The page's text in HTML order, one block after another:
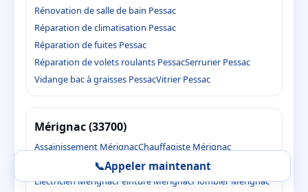
Rénovation de salle de bain Pessac
Réparation de climatisation Pessac
Réparation de fuites Pessac
Réparation de volets roulants PessacSerrurier Pessac
Vidange bac à graisses PessacVitrier Pessac
Mérignac (33700)
Assainissement MérignacChauffagiste Mérignac
Débouchage de canalisations Mérignac
Électricien MérignacPeinture MérignacPlombier Mérignac
📞Appeler maintenant